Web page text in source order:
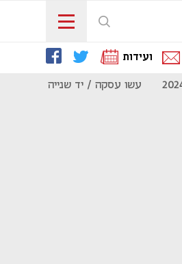
ועידות
עשו עסקה / יד שנייה